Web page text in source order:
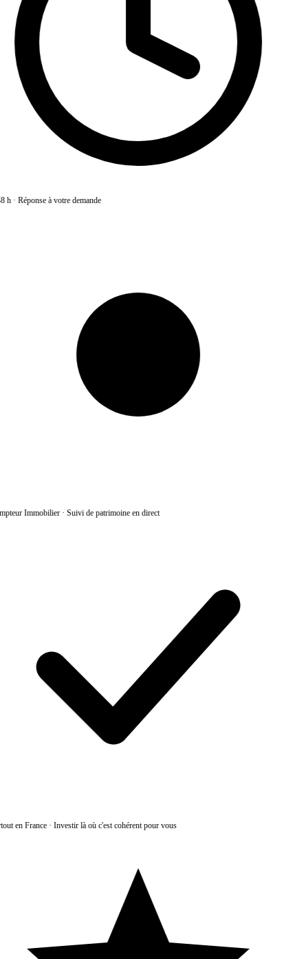
h· Réponse à votre demande
Immobilier· Suivi de patrimoine en direct
en France· Investir là où c'est cohérent pour vous